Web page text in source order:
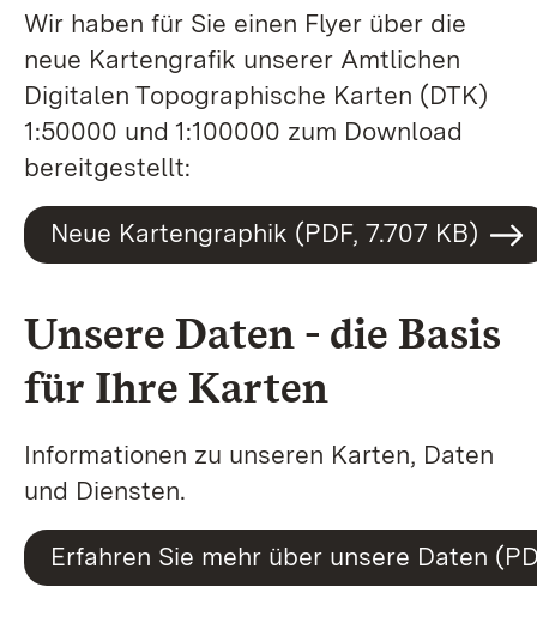
Wir haben für Sie einen Flyer über die
neue Kartengrafik unserer Amtlichen
Digitalen Topographische Karten (DTK)
1:50000 und 1:100000 zum Download
bereitgestellt:
Neue Kartengraphik (PDF, 7.707 KB)
Unsere Daten - die Basis
für Ihre Karten
Informationen zu unseren Karten, Daten
und Diensten.
Erfahren Sie mehr über unsere Daten